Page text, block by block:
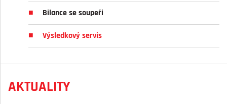
Bilance se soupeři
Výsledkový servis
AKTUALITY